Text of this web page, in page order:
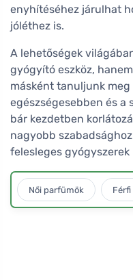
enyhítéséhez járulhat
jóléthez is.
A lehetőségek
gyógyító eszköz,
másként tanuljunk
egészségesebben és
bár kezdetben
nagyobb
felesleges
Női parfümök